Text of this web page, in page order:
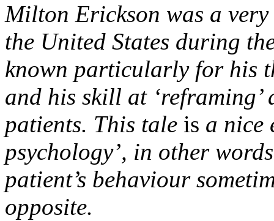
Milton Erickson was a
the United States during
known particularly for his
and his skill at
patients. This tale is a nice
psychology’, in other
patient’s behaviour
opposite.